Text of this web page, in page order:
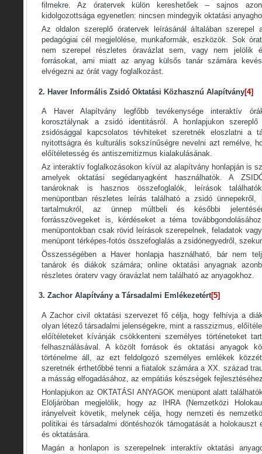
filmekre. Az óratervek külön kereshetőek – sajnos
kidolgozottsága egyenetlen: nincsen mindegyik oktatási
Az oldalon szereplő óratervek leírásánál általában szerepel
pedagógiai cél megjelölése, munkaformák, eszközök. Sok
nem szerepel részletes óravázlat sem, vagy nem jelölik
forrásokat, ami miatt az anyag külsős tanár számára
elvégezni az órát vagy foglalkozást.
2. Haver Informális Zsidó Oktatási Közhasznú Alapítvány[4]
A Haver Alapítvány legfőbb tevékenysége interaktív
korosztálynak a zsidó identitásról. A honlapjukon
zsidósággal kapcsolatos tévhiteket szeretnék eloszlatni a
nyitottságra és kulturális sokszínűségre nevelni azt remélve,
előítéletesség és antiszemitizmus kialakulásának.
Az interaktív foglalkozásokon kívül az alapítvány honlapján is
amelyek oktatási segédanyagként használhatók. A
tanároknak is hasznos összefoglalók, leírások
menüpontban részletes leírás található a zsidó ünnepekről,
tartalmukról, az ünnep múltbeli és későbbi
forrásszövegeket is, kérdéseket a téma
menüpontokban csak rövid leírások szerepelnek, feladatok
menüpont térképes-fotós összefoglalás a zsidónegyedről,
Összességében a Haver honlapja használható, bár nem
tanárok és diákok számára; online oktatási anyagnak
részletes óraterv vagy óravázlat nem található az anyagokhoz.
3. Zachor Alapítvány a Társadalmi Emlékezetért[5]
A Zachor civil oktatási szervezet fő célja, hogy felhívja a
olyan létező társadalmi jelenségekre, mint a rasszizmus,
előítéleteket kívánják csökkenteni személyes történeteket
felhasználásával. A közölt források és oktatási anyagok
történelme áll, az ezt feldolgozó személyes emlékek
szeretnék érthetőbbé tenni a fiatalok számára a XX. század
a másság elfogadásához, az empátiás készségek
Honlapjukon az OKTATÁSI ANYAGOK menüpont alatt
Elöljáróban megjelölik, hogy az IHRA (Nemzetközi
irányelveit követik, melynek célja, hogy nemzeti és
politikai és társadalmi döntéshozók támogatását a holokauszt
és oktatására.
Magán a honlapon is szerepelnek interaktív oktatási